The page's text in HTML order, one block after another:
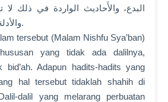
البدع، والأَحاديث الواردة في ذلك
والأدلة الناهية البدع تشمله.
tersebut (Malam Nishfu Sya’ban)
yang tidak ada dalilnya,
Adapun hadits-hadits yang
hal tersebut tidaklah shahih di
dalil yang melarang perbuatan